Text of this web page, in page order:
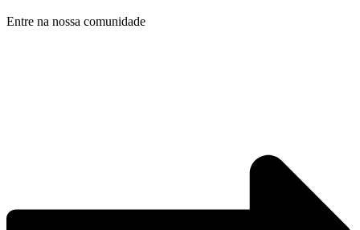
Entre na nossa comunidade